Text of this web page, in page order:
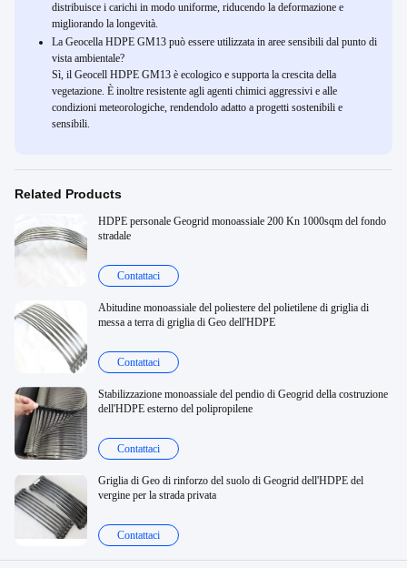
distribuisce i carichi in modo uniforme, riducendo la deformazione e
migliorando la longevità.
La Geocella HDPE GM13 può essere utilizzata in aree sensibili dal punto di
vista ambientale?
Sì, il Geocell HDPE GM13 è ecologico e supporta la crescita della
vegetazione. È inoltre resistente agli agenti chimici aggressivi e alle
condizioni meteorologiche, rendendolo adatto a progetti sostenibili e
sensibili.
Related Products
HDPE personale Geogrid monoassiale 200 Kn 1000sqm del fondo
stradale
Contattaci
Abitudine monoassiale del poliestere del polietilene di griglia di
messa a terra di griglia di Geo dell'HDPE
Contattaci
Stabilizzazione monoassiale del pendio di Geogrid della costruzione
dell'HDPE esterno del polipropilene
Contattaci
Griglia di Geo di rinforzo del suolo di Geogrid dell'HDPE del
vergine per la strada privata
Contattaci